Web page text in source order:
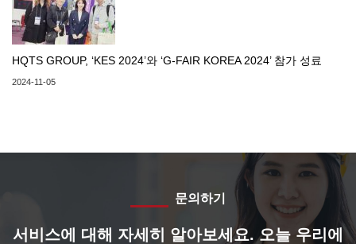
HQTS GROUP, ‘KES 2024’와 ‘G-FAIR KOREA 2024’ 참가 성료
2024-11-05
문의하기
서비스에 대해 자세히 알아보세요. 오늘 우리에